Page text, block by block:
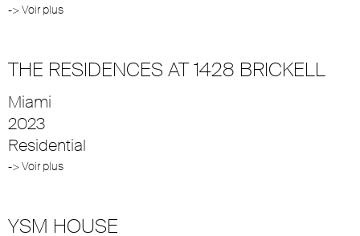
-> Voir plus
THE RESIDENCES AT 1428 BRICKELL
Miami
2023
Residential
-> Voir plus
YSM HOUSE